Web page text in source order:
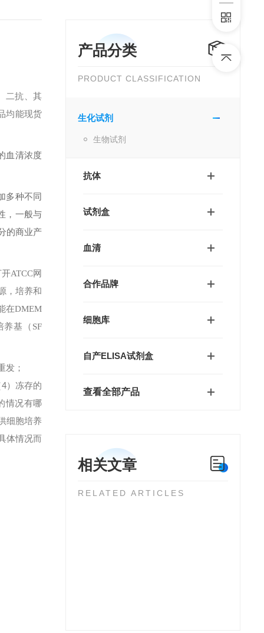
产品分类
PRODUCT CLASSIFICATION
生化试剂
生物试剂
抗体
试剂盒
血清
合作品牌
细胞库
自产ELISA试剂盒
查看全部产品
相关文章
RELATED ARTICLES
二抗、其
均能现货
血清浓度
多种不同
，一般与
的商业产
ATCC网
，培养和
在DMEM
基（SF
；
冻存的
情况有哪
胞培养
情况而